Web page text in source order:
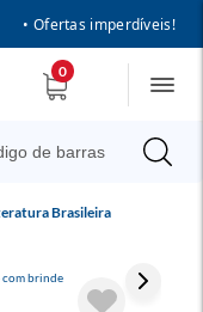
• Ofertas imperdíveis!
0
Brasileira